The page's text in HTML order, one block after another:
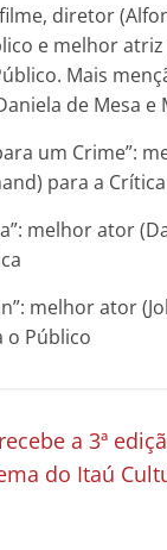
diretor
e melhor atriz
Mais
de Mesa e
um Crime”:
para a Crítica
melhor ator
melhor ator
o Público
a 3ª
do Itaú